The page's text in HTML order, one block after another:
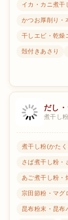
イカ・カニ煮干
かつお厚削り・
干しエビ・乾燥
殻付きあさり
だし
煮干し
煮干し粉(かた
さば煮干し粉・
あご煮干し粉・
宗田節粉・マグ
昆布粉末・昆布